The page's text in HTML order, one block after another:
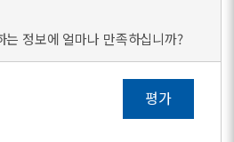
는 정보에 얼마나 만족하십니까?
평가